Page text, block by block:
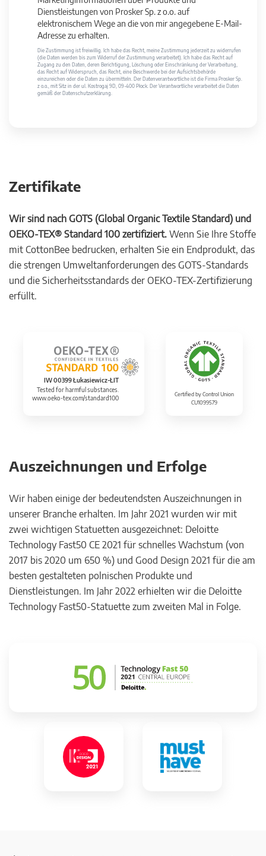
Dienstleistungen von Prosker Sp. z o.o. auf
elektronischem Wege an die von mir angegebene E-Mail-
Adresse zu erhalten.
Die Zustimmung ist freiwillig. Ich habe das Recht, meine Zustimmung jederzeit zu widerrufen
(die Daten werden bis zum Widerruf der Zustimmung verarbeitet). Ich habe das Recht auf
Zugang zu den Daten, deren Berichtigung, Löschung oder Einschränkung der Verarbeitung,
das Recht auf Widerspruch, das Recht, eine Beschwerde bei der Aufsichtsbehörde
einzureichen oder die Daten zu übermitteln. Der Datenverantwortliche ist die Firma Prosker Sp.
z o.o., mit Sitz in der ul. Kostrogaj 9D, 09-400 Płock. Der Verantwortliche verarbeitet die Daten
gemäß der Datenschutzerklärung.
Zertifikate
Wir sind nach GOTS (Global Organic Textile Standard) und
OEKO-TEX® Standard 100 zertifiziert. Wenn Sie Ihre Stoffe
mit CottonBee bedrucken, erhalten Sie ein Endprodukt, das
die strengen Umweltanforderungen des GOTS-Standards
und die Sicherheitsstandards der OEKO-TEX-Zertifizierung
erfüllt.
IW 00399 Łukasiewicz-ŁIT
Tested for harmful substances.
www.oeko-tex.com/standard100
Certified by Control Union
CU1099579
Auszeichnungen und Erfolge
Wir haben einige der bedeutendsten Auszeichnungen in
unserer Branche erhalten. Im Jahr 2021 wurden wir mit
zwei wichtigen Statuetten ausgezeichnet: Deloitte
Technology Fast50 CE 2021 für schnelles Wachstum (von
2017 bis 2020 um 650 %) und Good Design 2021 für die am
besten gestalteten polnischen Produkte und
Dienstleistungen. Im Jahr 2022 erhielten wir die Deloitte
Technology Fast50-Statuette zum zweiten Mal in Folge.